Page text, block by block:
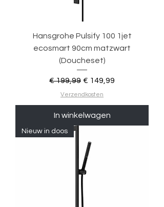
Hansgrohe Pulsify 100 1jet
ecosmart 90cm matzwart
(Doucheset)
Normale prijs
€ 199,99 Verkoopprijs
€ 149,99
Verzendkosten
In winkelwagen
Nieuw in doos